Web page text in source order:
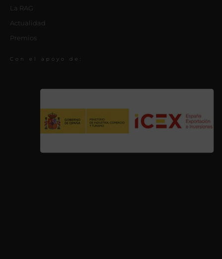
La RAG
Actualidad
Premios
Con el apoyo de: